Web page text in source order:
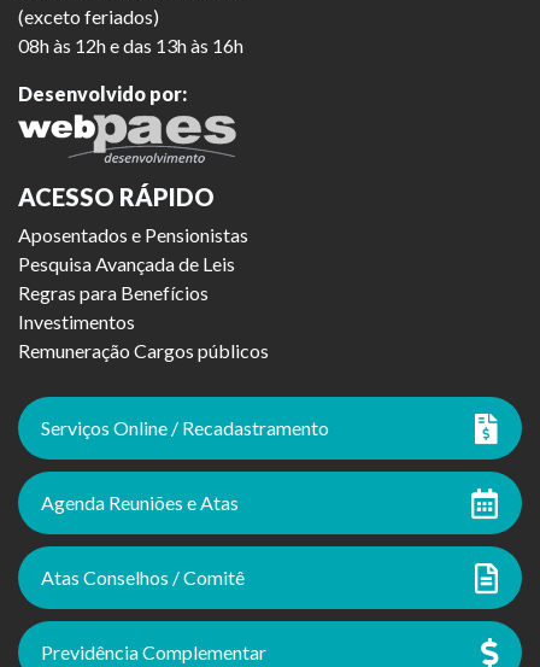
(exceto feriados)
08h às 12h e das 13h às 16h
Desenvolvido por:
ACESSO RÁPIDO
Aposentados e Pensionistas
Pesquisa Avançada de Leis
Regras para Benefícios
Investimentos
Remuneração Cargos públicos
Serviços Online / Recadastramento
Agenda Reuniões e Atas
Atas Conselhos / Comitê
Previdência Complementar